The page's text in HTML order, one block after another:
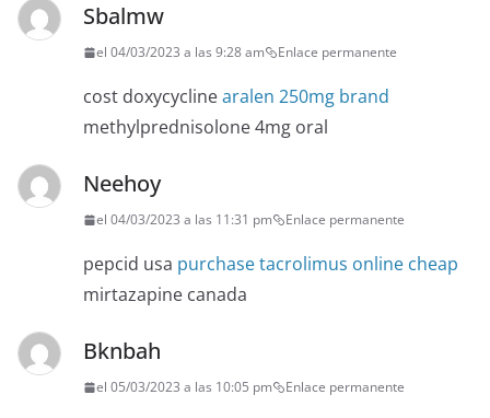
Sbalmw
el 04/03/2023 a las 9:28 am Enlace permanente
cost doxycyclinearalen 250mg brand
methylprednisolone 4mg oral
Neehoy
el 04/03/2023 a las 11:31 pm Enlace permanente
pepcid usa purchase tacrolimus online cheap
mirtazapine canada
Bknbah
el 05/03/2023 a las 10:05 pm Enlace permanente